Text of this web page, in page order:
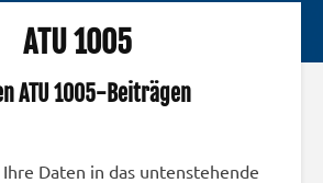
ATU 1005
ATU 1005-Beiträgen
Ihre Daten in das untenstehende